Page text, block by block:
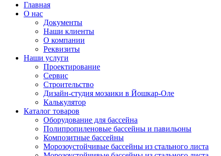
Главная
О нас
Документы
Наши клиенты
О компании
Реквизиты
Наши услуги
Проектирование
Сервис
Строительство
Дизайн-студия мозаики в Йошкар-Оле
Калькулятор
Каталог товаров
Оборудование для бассейна
Полипропиленовые бассейны и павильоны
Композитные бассейны
Морозоустойчивые бассейны из стального листа